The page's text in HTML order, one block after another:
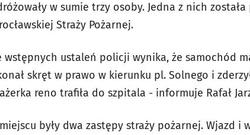
w sumie trzy osoby. Jedna z nich
Straży Pożarnej.
wstępnych ustaleń policji wynika, że samochód
skręt w prawo w kierunku pl. Solnego i
reno trafiła do szpitala - informuje Rafał
były dwa zastępy straży pożarnej. Wjazd i